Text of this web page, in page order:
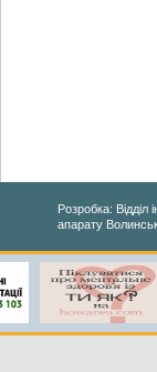
Розробка: Відділ
апарату